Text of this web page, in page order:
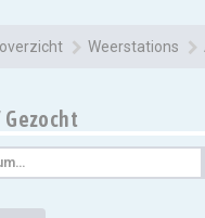
Weerstations